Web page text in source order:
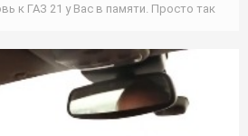
к ГАЗ 21 у Вас в памяти. Просто так